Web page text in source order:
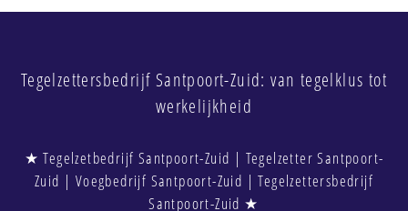
Tegelzettersbedrijf Santpoort-Zuid: van tegelklus tot
werkelijkheid
★ Tegelzetbedrijf Santpoort-Zuid | Tegelzetter Santpoort-
Zuid | Voegbedrijf Santpoort-Zuid | Tegelzettersbedrijf
Santpoort-Zuid ★